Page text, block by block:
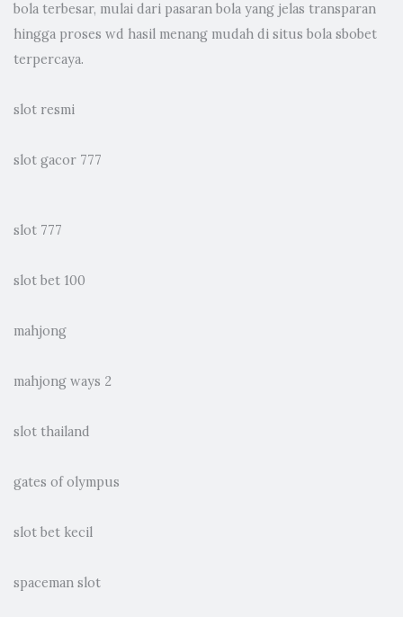
bola terbesar, mulai dari pasaran bola yang jelas transparan
hingga proses wd hasil menang mudah di situs bola sbobet
terpercaya.
slot resmi
slot gacor 777
slot 777
slot bet 100
mahjong
mahjong ways 2
slot thailand
gates of olympus
slot bet kecil
spaceman slot